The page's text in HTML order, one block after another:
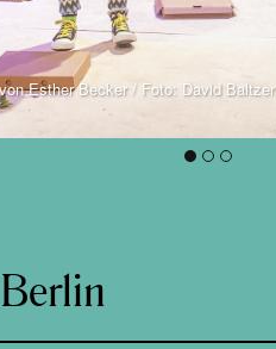
Esther Becker / Foto: David Baltzer